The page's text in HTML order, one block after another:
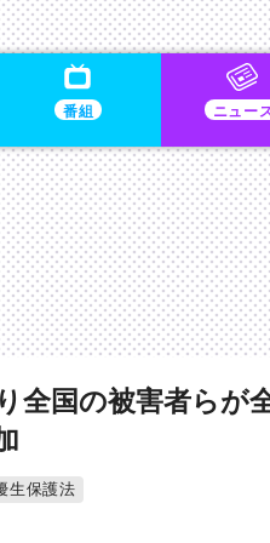
番組 ニュー
全国の被害者らが
生保護法